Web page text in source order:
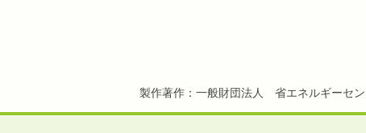
製作著作：一般財団法人 省エネルギーセ